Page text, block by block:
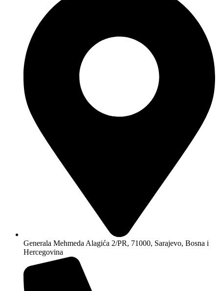
Generala Mehmeda Alagića 2/PR, 71000, Sarajevo, Bosna i
Hercegovina